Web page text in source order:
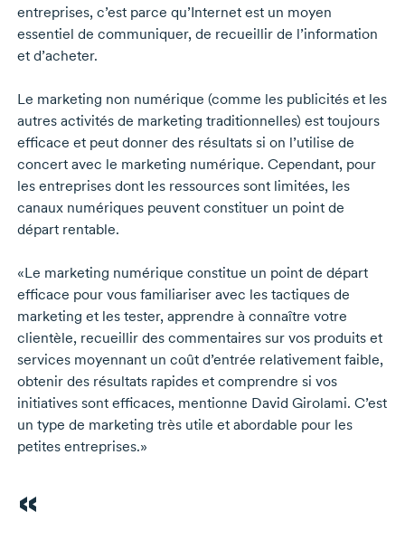
entreprises, c’est parce qu’Internet est un moyen
essentiel de communiquer, de recueillir de l’information
et d’acheter.
Le marketing non numérique (comme les publicités et les
autres activités de marketing traditionnelles) est toujours
efficace et peut donner des résultats si on l’utilise de
concert avec le marketing numérique. Cependant, pour
les entreprises dont les ressources sont limitées, les
canaux numériques peuvent constituer un point de
départ rentable.
«Le marketing numérique constitue un point de départ
efficace pour vous familiariser avec les tactiques de
marketing et les tester, apprendre à connaître votre
clientèle, recueillir des commentaires sur vos produits et
services moyennant un coût d’entrée relativement faible,
obtenir des résultats rapides et comprendre si vos
initiatives sont efficaces, mentionne David Girolami. C’est
un type de marketing très utile et abordable pour les
petites entreprises.»